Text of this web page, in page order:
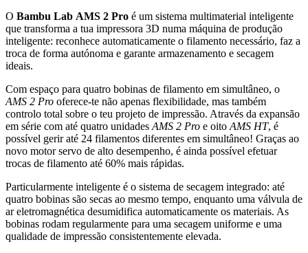
O Bambu Lab AMS 2 Pro é um sistema multimaterial inteligente
que transforma a tua impressora 3D numa máquina de produção
inteligente: reconhece automaticamente o filamento necessário, faz a
troca de forma autónoma e garante armazenamento e secagem
ideais.
Com espaço para quatro bobinas de filamento em simultâneo, o
AMS 2 Pro oferece-te não apenas flexibilidade, mas também
controlo total sobre o teu projeto de impressão. Através da expansão
em série com até quatro unidades AMS 2 Pro e oito AMS HT, é
possível gerir até 24 filamentos diferentes em simultâneo! Graças ao
novo motor servo de alto desempenho, é ainda possível efetuar
trocas de filamento até 60% mais rápidas.
Particularmente inteligente é o sistema de secagem integrado: até
quatro bobinas são secas ao mesmo tempo, enquanto uma válvula de
ar eletromagnética desumidifica automaticamente os materiais. As
bobinas rodam regularmente para uma secagem uniforme e uma
qualidade de impressão consistentemente elevada.